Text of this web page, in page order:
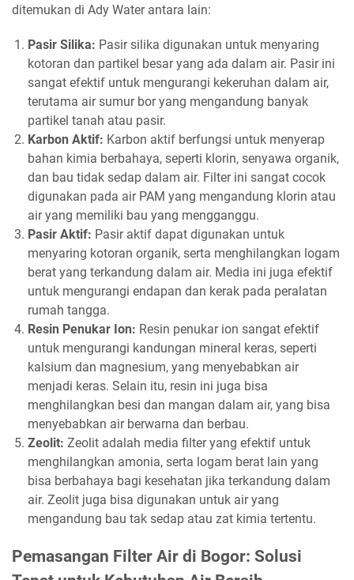
ditemukan di Ady Water antara lain:
Pasir Silika: Pasir silika digunakan untuk menyaring
kotoran dan partikel besar yang ada dalam air. Pasir ini
sangat efektif untuk mengurangi kekeruhan dalam air,
terutama air sumur bor yang mengandung banyak
partikel tanah atau pasir.
Karbon Aktif: Karbon aktif berfungsi untuk menyerap
bahan kimia berbahaya, seperti klorin, senyawa organik,
dan bau tidak sedap dalam air. Filter ini sangat cocok
digunakan pada air PAM yang mengandung klorin atau
air yang memiliki bau yang mengganggu.
Pasir Aktif: Pasir aktif dapat digunakan untuk
menyaring kotoran organik, serta menghilangkan logam
berat yang terkandung dalam air. Media ini juga efektif
untuk mengurangi endapan dan kerak pada peralatan
rumah tangga.
Resin Penukar Ion: Resin penukar ion sangat efektif
untuk mengurangi kandungan mineral keras, seperti
kalsium dan magnesium, yang menyebabkan air
menjadi keras. Selain itu, resin ini juga bisa
menghilangkan besi dan mangan dalam air, yang bisa
menyebabkan air berwarna dan berbau.
Zeolit: Zeolit adalah media filter yang efektif untuk
menghilangkan amonia, serta logam berat lain yang
bisa berbahaya bagi kesehatan jika terkandung dalam
air. Zeolit juga bisa digunakan untuk air yang
mengandung bau tak sedap atau zat kimia tertentu.
Pemasangan Filter Air di Bogor: Solusi